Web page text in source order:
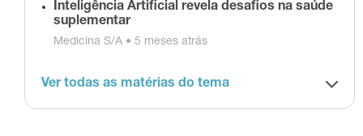
Inteligência Artificial revela desafios na saúde
suplementar
Medicina S/A • 5 meses atrás
Ver todas as matérias do tema